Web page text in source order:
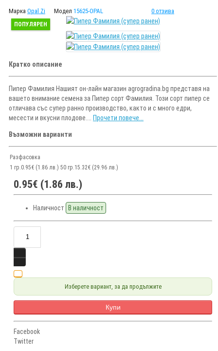
Марка Opal Zi Модел 15625-OPAL 0 отзива
ПОПУЛЯРЕН
Кратко описание
Пипер Фамилия Нашият он-лайн магазин agrogradina.bg представя на
вашето внимание семена за Пипер сорт Фамилия. Този сорт пипер се
отличава със супер ранно производство, както и с много едри,
месести и вкусни плодове.... Прочети повече...
Възможни варианти
Разфасовка
1 гр. 0.95€ (1.86 лв.) 50 гр. 15.32€ (29.96 лв.)
0.95€ (1.86 лв.)
Наличност В наличност
Изберете вариант, за да продължите
Купи
Facebook
Twitter